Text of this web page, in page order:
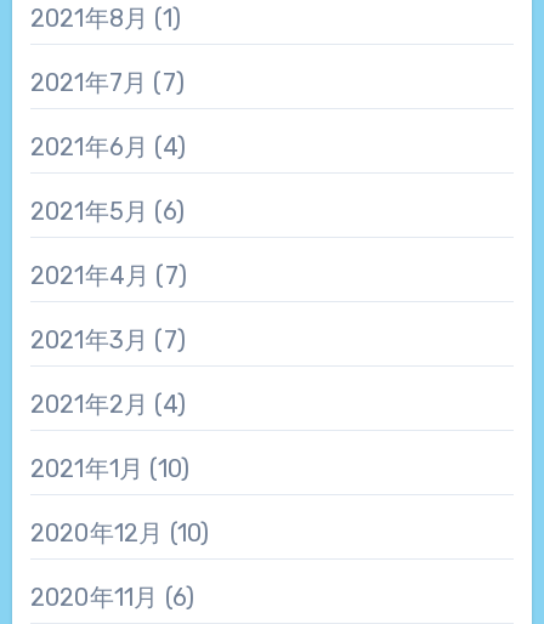
2021年8月 (1)
2021年7月 (7)
2021年6月 (4)
2021年5月 (6)
2021年4月 (7)
2021年3月 (7)
2021年2月 (4)
2021年1月 (10)
2020年12月 (10)
2020年11月 (6)